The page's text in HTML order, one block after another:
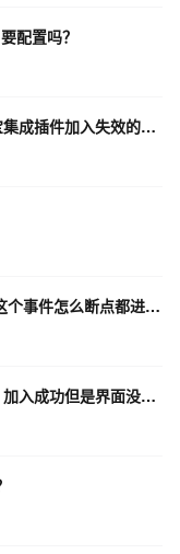
配置吗？
mPaaS音视频通话有没有解决办法？支付宝集成插件加入失效的房间是重新创建了一个房间还没办法获取房间
mPaaS音视频通话改成用组件形式 挂断后这个事件怎么断点都进不来 然后报错？
mPaaS音视频通话播一会就提示房间失效，加入成功但是界面没有任何变化怎么办？